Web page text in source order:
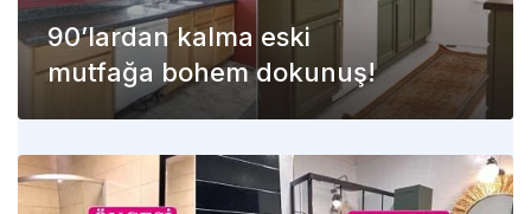
90’lardan kalma eski
mutfağa bohem dokunuş!